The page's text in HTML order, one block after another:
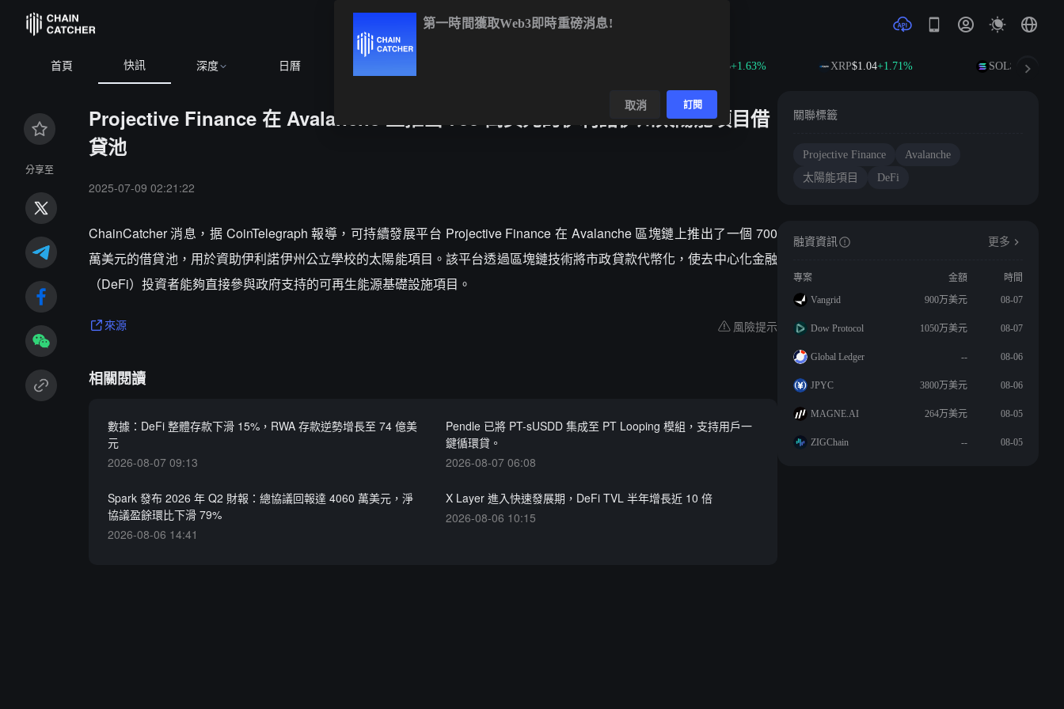
首頁 快訊 深度 日曆 +1.63% XRP$1.04+1.71% SOL$76.16
分享至
Projective Finance 在 Avalanche 上推出 700 萬美元的伊利諾伊州太陽能項目借
貸池
2025-07-09 02:21:22
ChainCatcher 消息，据 CoinTelegraph 報導，可持續發展平台 Projective Finance 在 Avalanche 區塊鏈上推出了一個 700
萬美元的借貸池，用於資助伊利諾伊州公立學校的太陽能項目。該平台透過區塊鏈技術將市政貸款代幣化，使去中心化金融
（DeFi）投資者能夠直接參與政府支持的可再生能源基礎設施項目。
來源 風險提示
相關閱讀
數據：DeFi 整體存款下滑 15%，RWA 存款逆勢增長至 74 億美
元
2026-08-07 09:13
Pendle 已將 PT-sUSDD 集成至 PT Looping 模組，支持用戶一
鍵循環貸。
2026-08-07 06:08
Spark 發布 2026 年 Q2 財報：總協議回報達 4060 萬美元，淨
協議盈餘環比下滑 79%
2026-08-06 14:41
X Layer 進入快速發展期，DeFi TVL 半年增長近 10 倍
2026-08-06 10:15
關聯標籤
Projective Finance
Avalanche
太陽能項目
DeFi
融資資訊 更多
專案 金額
時間
Vangrid
900万美元 08-07
Dow Protocol 1050万美元 08-07
Global Ledger -- 08-06
JPYC 3800万美元 08-06
MAGNE.AI 264万美元 08-05
ZIGChain -- 08-05
第一時間獲取Web3即時重磅消息!
取消 訂閱